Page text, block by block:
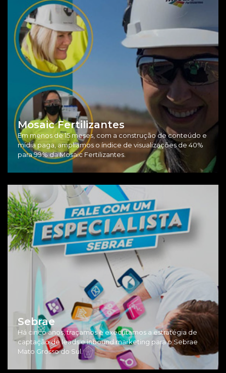
Mosaic Fertilizantes
Em menos de 15 meses, com a construção de conteúdo e
mídia paga, ampliamos o índice de visualizações de 40%
para 99% da Mosaic Fertilizantes.
Sebrae
Há cinco anos, traçamos e executamos a estratégia de
captação de leads e inbound marketing para o Sebrae
Mato Grosso do Sul.